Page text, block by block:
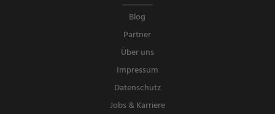
Blog
Partner
Über uns
Impressum
Datenschutz
Jobs & Karriere